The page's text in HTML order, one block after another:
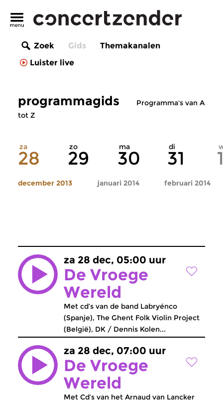
Zoek Gids
Themakanalen
Luister live
programmagids
Programma's van A
tot Z
za
28
zo
29
ma
30
di
31
december 2013 januari 2014 februari 2014
za 28 dec, 05:00 uur
De Vroege
Wereld
Met cd’s van de band Labryénco
(Spanje), The Ghent Folk Violin Project
(België), DK / Dennis Kolen...
za 28 dec, 07:00 uur
De Vroege
Wereld
Met Cd’s van het Arnaud van Lancker